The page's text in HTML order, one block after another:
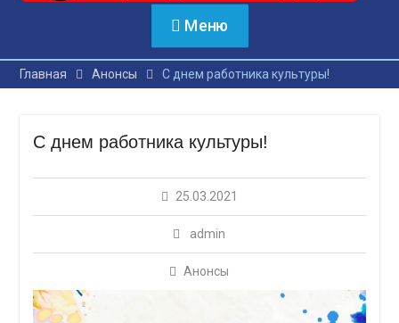
Меню
Главная Анонсы С днем работника культуры!
С днем работника культуры!
25.03.2021
admin
Анонсы